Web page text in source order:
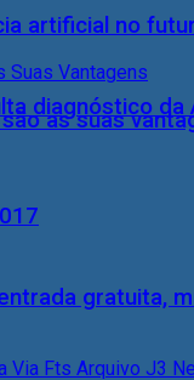
diagnóstico da
gratuita,
artificial no
as suas